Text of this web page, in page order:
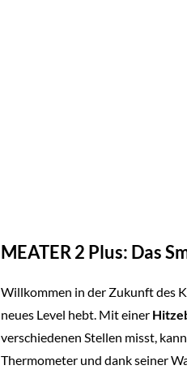
MEATER 2 Plus: Das
Willkommen in der Zukunft des
neues Level hebt. Mit einer
verschiedenen Stellen misst,
Thermometer und dank seiner